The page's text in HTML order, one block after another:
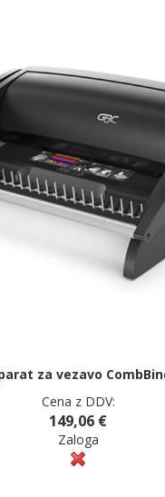
za vezavo
Cena z DDV:
149,06 €
Zaloga